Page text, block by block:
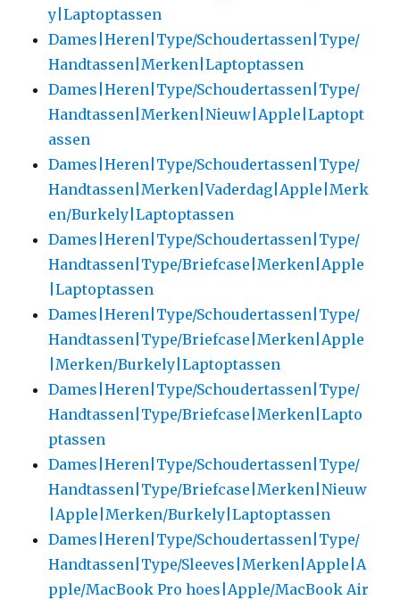
y|Laptoptassen
Dames|Heren|Type/Schoudertassen|Type/
Handtassen|Merken|Laptoptassen
Dames|Heren|Type/Schoudertassen|Type/
Handtassen|Merken|Nieuw|Apple|Laptopt
assen
Dames|Heren|Type/Schoudertassen|Type/
Handtassen|Merken|Vaderdag|Apple|Merk
en/Burkely|Laptoptassen
Dames|Heren|Type/Schoudertassen|Type/
Handtassen|Type/Briefcase|Merken|Apple
|Laptoptassen
Dames|Heren|Type/Schoudertassen|Type/
Handtassen|Type/Briefcase|Merken|Apple
|Merken/Burkely|Laptoptassen
Dames|Heren|Type/Schoudertassen|Type/
Handtassen|Type/Briefcase|Merken|Lapto
ptassen
Dames|Heren|Type/Schoudertassen|Type/
Handtassen|Type/Briefcase|Merken|Nieuw
|Apple|Merken/Burkely|Laptoptassen
Dames|Heren|Type/Schoudertassen|Type/
Handtassen|Type/Sleeves|Merken|Apple|A
pple/MacBook Pro hoes|Apple/MacBook Air